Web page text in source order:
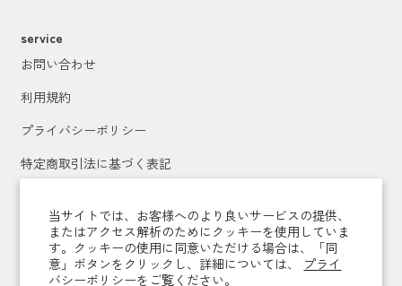
当サイトでは、お客様へのより良いサービスの提供、
またはアクセス解析のためにクッキーを使用していま
す。クッキーの使用に同意いただける場合は、「同
意」ボタンをクリックし、詳細については、 プライ
バシーポリシーをご覧ください。
service
お問い合わせ
利用規約
プライバシーポリシー
特定商取引法に基づく表記
メールマガジン登録